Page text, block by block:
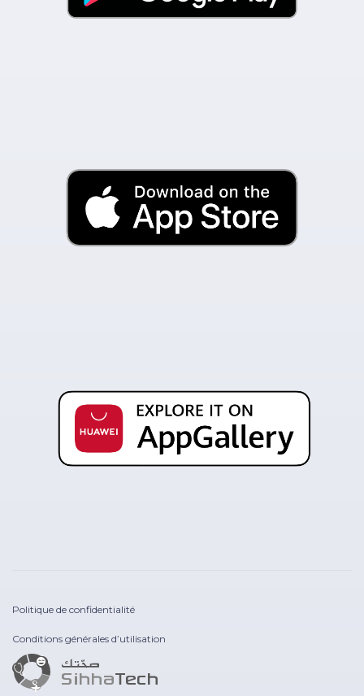
Politique de confidentialité
Conditions générales d’utilisation